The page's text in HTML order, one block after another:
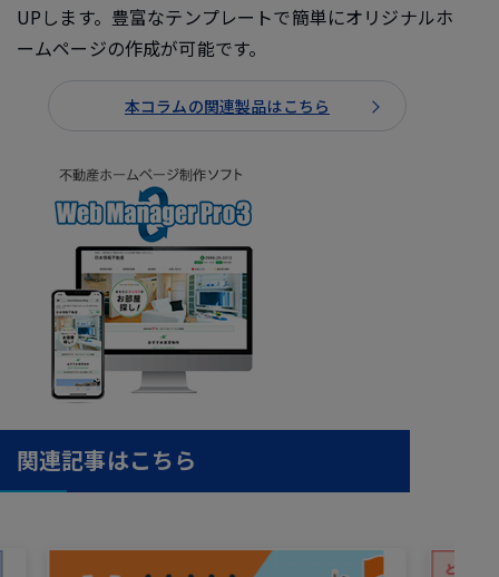
UPします。豊富なテンプレートで簡単にオリジナルホ
ームページの作成が可能です。
本コラムの関連製品はこちら
関連記事はこちら